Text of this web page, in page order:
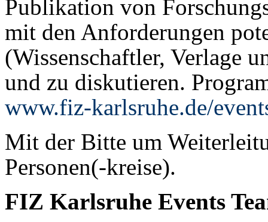
Publikation von
mit den Anforderungen
(Wissenschaftler, Verlage
und zu diskutieren.
www.fiz-karlsruhe.de/
Mit der Bitte um
Personen(-kreise).
FIZ Karlsruhe Events